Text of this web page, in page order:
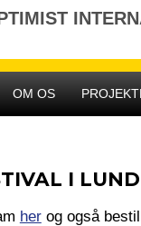
OM OS
I
herog også